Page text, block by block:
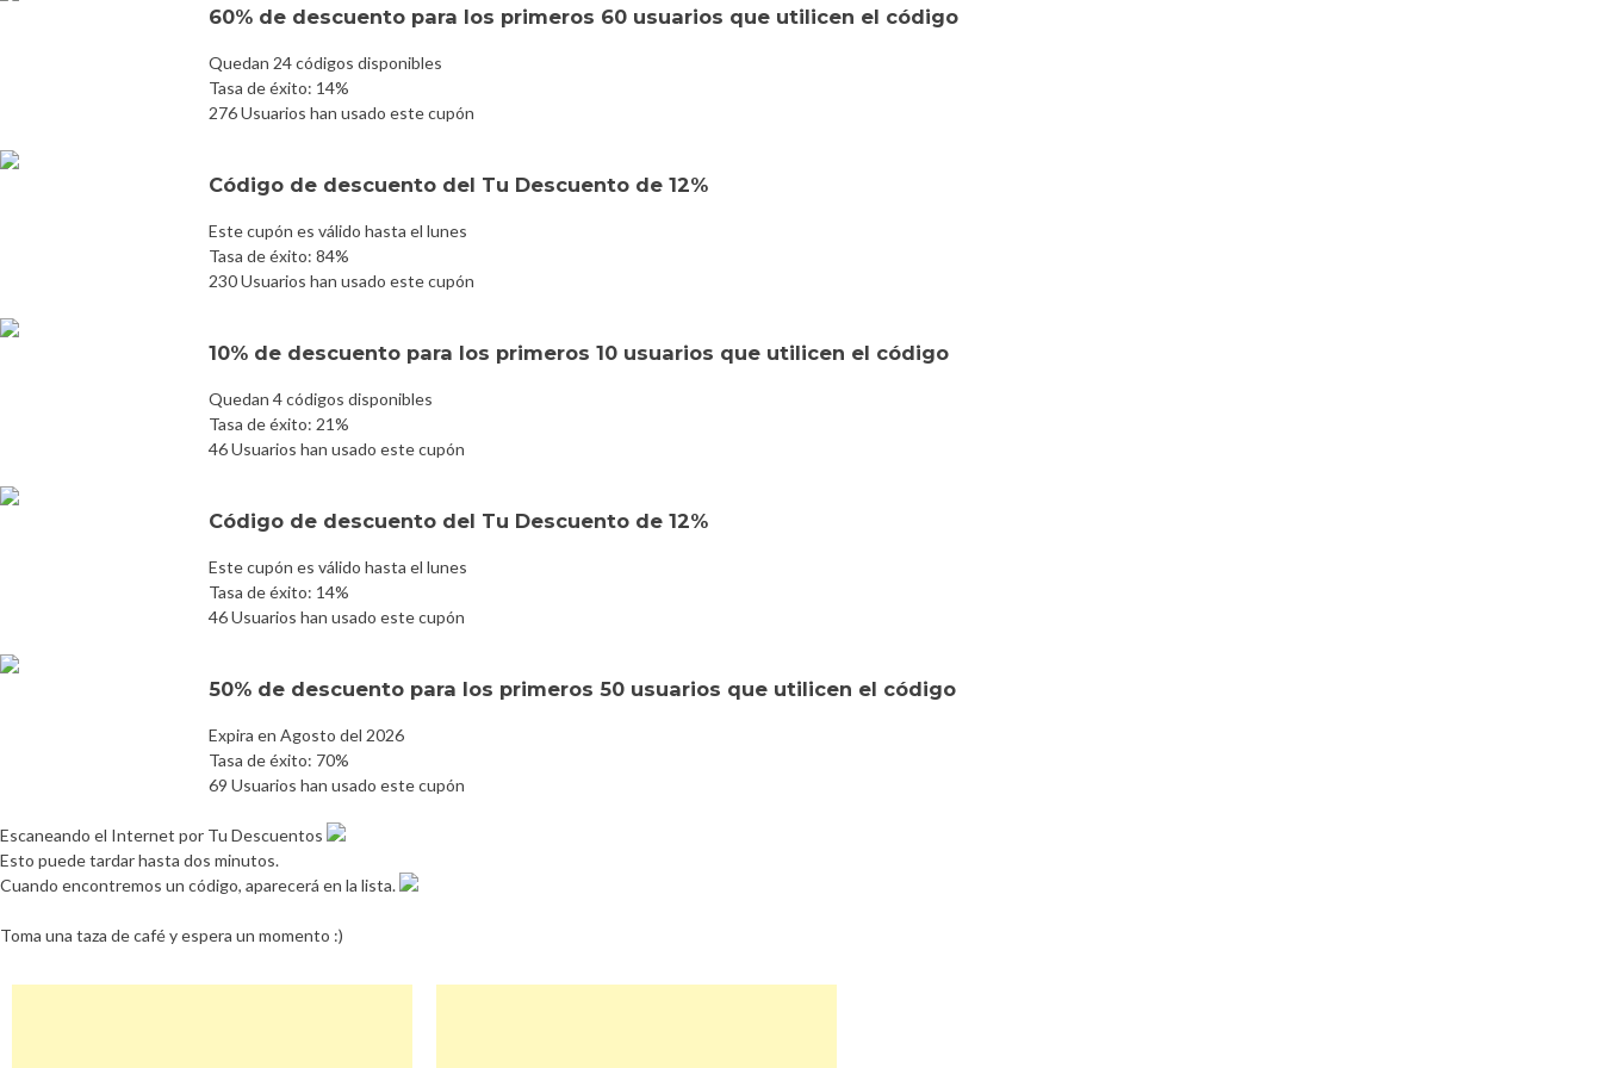
60% de descuento para los primeros 60 usuarios que utilicen el código
Quedan 24 códigos disponibles
Tasa de éxito: 14%
276 Usuarios han usado este cupón
Código de descuento del Tu Descuento de 12%
Este cupón es válido hasta el lunes
Tasa de éxito: 84%
230 Usuarios han usado este cupón
10% de descuento para los primeros 10 usuarios que utilicen el código
Quedan 4 códigos disponibles
Tasa de éxito: 21%
46 Usuarios han usado este cupón
Código de descuento del Tu Descuento de 12%
Este cupón es válido hasta el lunes
Tasa de éxito: 14%
46 Usuarios han usado este cupón
50% de descuento para los primeros 50 usuarios que utilicen el código
Expira en Agosto del 2026
Tasa de éxito: 70%
69 Usuarios han usado este cupón
Escaneando el Internet por Tu Descuentos
Esto puede tardar hasta dos minutos.
Cuando encontremos un código, aparecerá en la lista.
Toma una taza de café y espera un momento :)